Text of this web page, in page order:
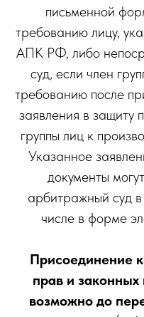
письменной
требованию лицу,
АПК РФ, либо
суд, если член
требованию после
заявления в защиту
группы лиц к
Указанное
документы
арбитражный суд
числе в форме
Присоединение
прав и
возможно до